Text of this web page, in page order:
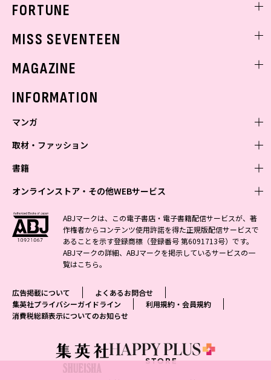
FORTUNE
MISS SEVENTEEN
MAGAZINE
INFORMATION
マンガ
少年マンガ
Vジャンプ
最強ジャンプ
少年ジャンプ+
ジャンプTOON
ジャンプルーキー！
S-MANGA
集英社コミック文庫
青年マンガ
ZEBRACK
S-MANGA
集英社ジャンプリミックス
週刊ヤングジャンプ
ヤングジャンプ定期購読デジタル
となりのヤングジャンプ
グランドジャンプ
少女マンガ
ZEBRACK
S-MANGA
集英社コミック文庫
マーガレット
別冊マーガレット
リマコミ
マンガMeets
女性マンガ
ジャンプTOON
集英社コミック文庫
マンガMee公式サイト
リマコミ
取材・ファッション
ファッション・美容
BAILA
MAQUIA
eclat
T JAPAN
MEN'S NON-NO
芸能・情報・スポーツ
週プレNEWS
週プレ グラジャパ!
書籍
文芸・文庫・総合
小説すばる
集英社 文芸ステーション
web 集英社文庫
アジア人物史
学芸・ノンフィクション・新書
1日5分で、明日は変わる よみタイ yomitai
集英社学芸部 - 学芸・ノンフィクション
集英社ビジネス書
集英社新書プラス - 知の水先案内人
kotoba
情報・知識＆オピニオン imidas
ライトノベル・ノベライズ
集英社オレンジ文庫
JUMP j-BOOKS
ダッシュエックス文庫公式サイト
集英社Webマガジン コバルト
集英社の児童図書 S-KIDS.LAND
オンラインストア・その他WEBサービス
オンラインストア
OTO
SHUEISHA MANGA-ART HERITAGE
ジャンプキャラクターズストア
HAPPY PLUS STORE
SHUEISHA VOX
LEEマルシェ
eclat premium
その他WEBサービス
集英社アドナビ
集英社エディターズ・ラボ
ABJマークは、この電子書店・電子書籍配信サービスが、著
作権者からコンテンツ使用許諾を得た正規版配信サービスで
あることを示す登録商標（登録番号 第6091713号）です。
ABJマークの詳細、ABJマークを掲示しているサービスの一
覧はこちら。
広告掲載について
よくあるお問合せ
集英社プライバシーガイドライン
利用規約・会員規約
消費税総額表示についてのお知らせ